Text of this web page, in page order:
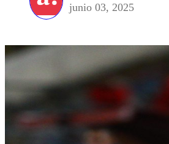
junio 03, 2025